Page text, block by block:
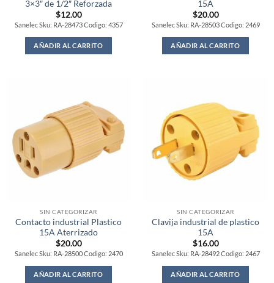
3×3″ de 1/2″ Reforzada
$12.00
Sanelec Sku: RA-28473 Codigo: 4357
AÑADIR AL CARRITO
15A
$20.00
Sanelec Sku: RA-28503 Codigo: 2469
AÑADIR AL CARRITO
SIN CATEGORIZAR
Contacto industrial Plastico
15A Aterrizado
$20.00
Sanelec Sku: RA-28500 Codigo: 2470
AÑADIR AL CARRITO
SIN CATEGORIZAR
Clavija industrial de plastico
15A
$16.00
Sanelec Sku: RA-28492 Codigo: 2467
AÑADIR AL CARRITO